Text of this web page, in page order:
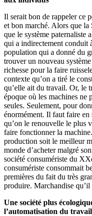
Il serait bon de rappeler ce
et bon marché. Alors que la
que le système paternaliste
qui a indirectement conduit
population qui a donné du
trouver un nouveau
richesse pour la faire
contexte qu’on a tiré le
qu’elle ait du travail. Or, le
époque où les machines ne
seules. Seulement, pour
énormément. Il faut faire
qu’on le renouvelle le plus
faire fonctionner la
production soit le meilleur
monde d’acheter malgré
société consumériste du
consumériste consommait
premières du fait du très
produire. Marchandise
Une société plus
l’automatisation du travail